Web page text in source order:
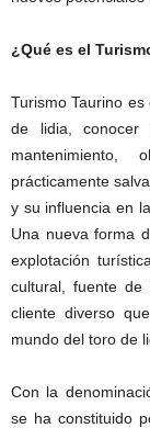
¿Qué es el
Turismo Taurino
de lidia,
mantenimiento,
prácticamente
y su influencia en
Una nueva forma
explotación
cultural, fuente
cliente diverso
mundo del toro de
Con la
se ha constituido